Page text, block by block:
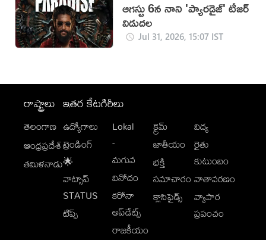
ఆగస్టు 6న నాని 'ప్యారడైజ్' టీజర్
విడుదల
Jul 31, 2026, 15:07 IST
రాష్ట్రాలు
తెలంగాణ
ఆంధ్రప్రదేశ్
తమిళనాడు
ఇతర కేటగిరీలు
ఉద్యోగాలు
ట్రెండింగ్
🌟
వాట్సాప్
STATUS
టిప్స్
Lokal
-
మగువ
వినోదం
కరోనా
అప్‌డేట్స్
రాజకీయం
క్రైమ్
జాతీయం
భక్తి
సమాచారం
క్లాసిఫైడ్స్
విద్య
రైతు
కుటుంబం
వాతావరణం
వ్యాపార
ప్రపంచం